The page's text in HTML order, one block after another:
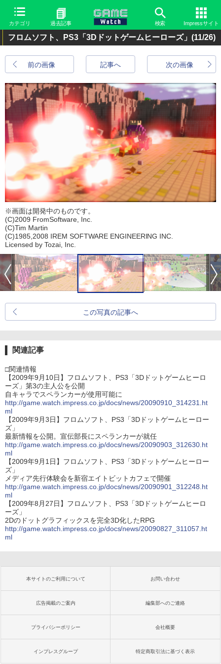
カテゴリ 過去記事 検索 Impressサイト
フロムソフト、PS3「3Dドットゲームヒーローズ」 (11/26)
前の画像 次の画像
記事へ
※画面は開発中のものです。
(C)2009 FromSoftware, Inc.
(C)Tim Martin
(C)1985,2008 IREM SOFTWARE ENGINEERING INC.
Licensed by Tozai, Inc.
この写真の記事へ
関連記事
□関連情報
【2009年9月10日】フロムソフト、PS3「3Dドットゲームヒーロ
ーズ」第3の主人公を公開
自キャラでスペランカーが使用可能に
http://game.watch.impress.co.jp/docs/news/20090910_314231.ht
ml
【2009年9月3日】フロムソフト、PS3「3Dドットゲームヒーロー
ズ」
最新情報を公開。宣伝部長にスペランカーが就任
http://game.watch.impress.co.jp/docs/news/20090903_312630.ht
ml
【2009年9月1日】フロムソフト、PS3「3Dドットゲームヒーロー
ズ」
メディア先行体験会を新宿エイトビットカフェで開催
http://game.watch.impress.co.jp/docs/news/20090901_312248.ht
ml
【2009年8月27日】フロムソフト、PS3「3Dドットゲームヒーロ
ーズ」
2Dのドットグラフィックスを完全3D化したRPG
http://game.watch.impress.co.jp/docs/news/20090827_311057.ht
ml
本サイトのご利用について お問い合わせ
広告掲載のご案内 編集部へのご連絡
プライバシーポリシー 会社概要
インプレスグループ 特定商取引法に基づく表示